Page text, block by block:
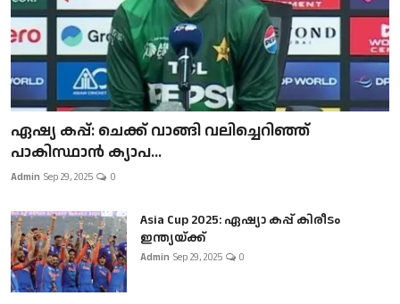
ഏഷ്യ കപ്പ്: ചെക്ക് വാങ്ങി വലിച്ചെറിഞ്ഞ്
പാകിസ്ഥാൻ ക്യാപ...
Admin Sep 29, 2025 0
Asia Cup 2025: ഏഷ്യാ കപ്പ് കിരീടം
ഇന്ത്യയ്ക്ക്
Admin Sep 29, 2025 0